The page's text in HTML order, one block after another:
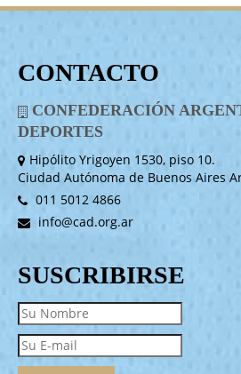
CONTACTO
CONFEDERACIÓN
DEPORTES
Hipólito Yrigoyen 1530, piso 10.
Ciudad Autónoma de Buenos Aires
011 5012 4866
info@cad.org.ar
SUSCRIBIRSE